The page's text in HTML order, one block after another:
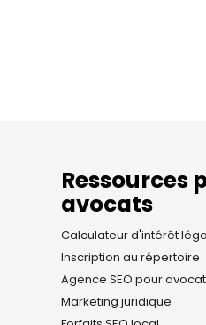
Ressources
avocats
Calculateur d'intérêt
Inscription au répertoire
Agence SEO pour
Marketing juridique